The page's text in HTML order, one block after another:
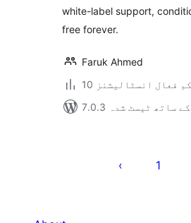
white-label support,
free forever.
Faruk Ahmed
کم فعال انسٹالیشنز
7.0.3 کے ساتھ ٹیسٹ شدہ
pagination
1